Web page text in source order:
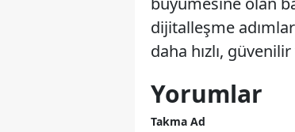
dijitalleşme
daha hızlı,
Yorumlar
Takma Ad